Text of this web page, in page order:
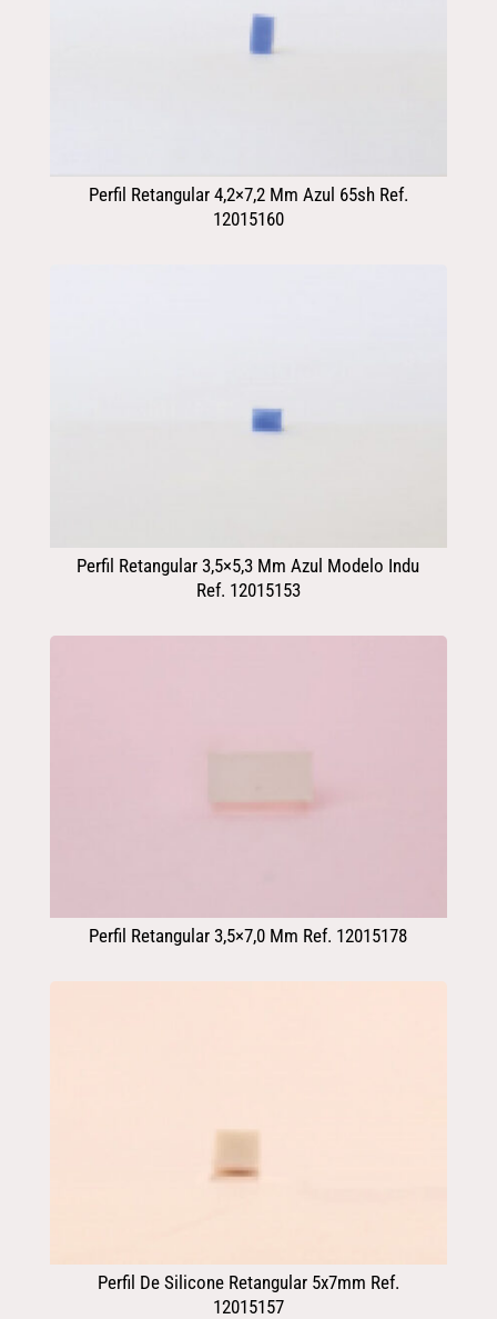
Perfil Retangular 4,2×7,2 Mm Azul 65sh Ref.
12015160
Perfil Retangular 3,5×5,3 Mm Azul Modelo Indu
Ref. 12015153
Perfil Retangular 3,5×7,0 Mm Ref. 12015178
Perfil De Silicone Retangular 5x7mm Ref.
12015157